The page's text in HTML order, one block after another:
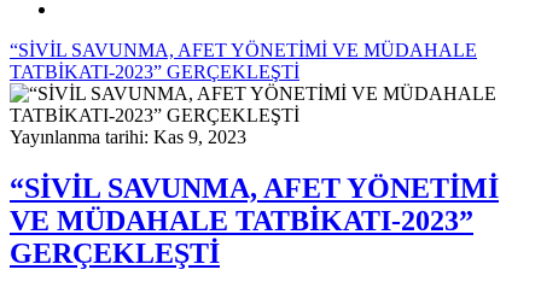
“SİVİL SAVUNMA, AFET YÖNETİMİ VE MÜDAHALE
TATBİKATI-2023” GERÇEKLEŞTİ
Yayınlanma tarihi: Kas 9, 2023
“SİVİL SAVUNMA, AFET YÖNETİMİ
VE MÜDAHALE TATBİKATI-2023”
GERÇEKLEŞTİ